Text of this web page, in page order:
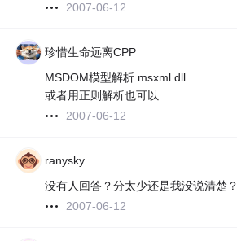
2007-06-12
珍惜生命远离CPP
MSDOM模型解析 msxml.dll
或者用正则解析也可以
2007-06-12
ranysky
没有人回答？分太少还是我没说清楚？
2007-06-12